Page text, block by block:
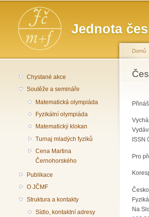
Jednota
Hlavní menu
Chystané akce
Soutěže a semináře
Matematická olympiáda
Fyzikální olympiáda
Matematický klokan
Turnaj mladých fyziků
Cena Martina
Černohorského
Publikace
O JČMF
Struktura a kontakty
Sídlo, kontaktní adresy
Domů
ISSN
Pro
Na